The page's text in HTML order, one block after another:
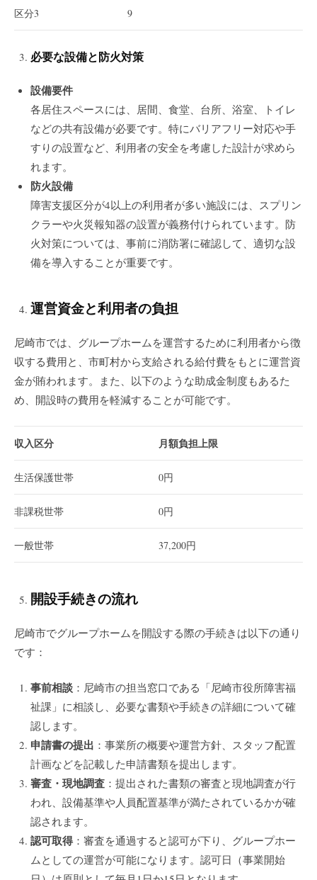
区分3 9
必要な設備と防火対策
設備要件
各居住スペースには、居間、食堂、台所、浴室、トイレ
などの共有設備が必要です。特にバリアフリー対応や手
すりの設置など、利用者の安全を考慮した設計が求めら
れます。
防火設備
障害支援区分が4以上の利用者が多い施設には、スプリン
クラーや火災報知器の設置が義務付けられています。防
火対策については、事前に消防署に確認して、適切な設
備を導入することが重要です。
運営資金と利用者の負担
尼崎市では、グループホームを運営するために利用者から徴
収する費用と、市町村から支給される給付費をもとに運営資
金が賄われます。また、以下のような助成金制度もあるた
め、開設時の費用を軽減することが可能です。
収入区分 月額負担上限
生活保護世帯 0円
非課税世帯 0円
一般世帯 37,200円
開設手続きの流れ
尼崎市でグループホームを開設する際の手続きは以下の通り
です：
事前相談：尼崎市の担当窓口である「尼崎市役所障害福
祉課」に相談し、必要な書類や手続きの詳細について確
認します。
申請書の提出 ：事業所の概要や運営方針、スタッフ配置
計画などを記載した申請書類を提出します。
審査・現地調査：提出された書類の審査と現地調査が行
われ、設備基準や人員配置基準が満たされているかが確
認されます。
認可取得：審査を通過すると認可が下り、グループホー
ムとしての運営が可能になります。認可日（事業開始